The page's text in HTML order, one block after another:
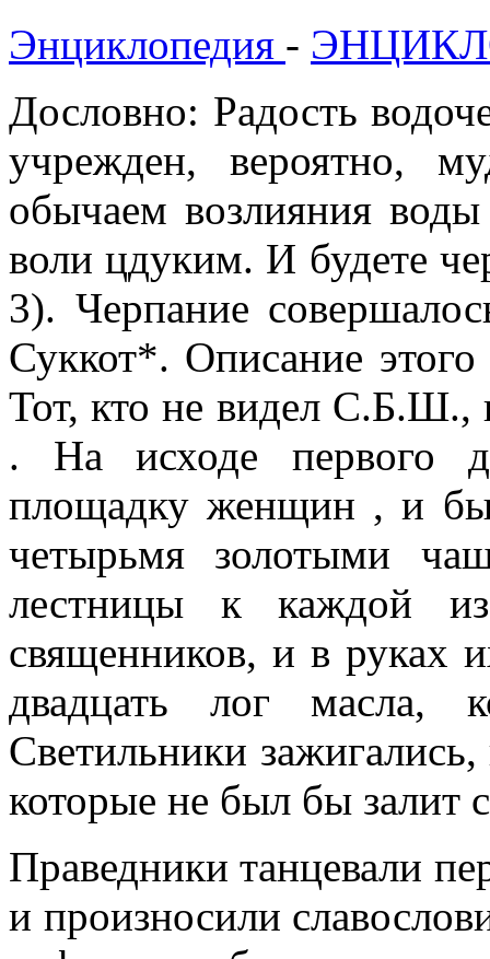
Энциклопедия -
Дословно: Радость
учрежден, вероятно,
обычаем возлияния
воли цдуким. И будете
3). Черпание
Суккот*. Описание
Тот, кто не видел С.Б.Ш.,
. На исходе первого
площадку женщин , и
четырьмя золотыми
лестницы к каждой
священников, и в руках
двадцать лог масла,
Светильники
которые не был бы
Праведники танцевали
и произносили